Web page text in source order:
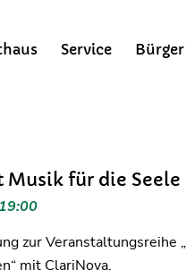
Service
für die Seele
zur Veranstaltungsreihe
mit ClariNova.